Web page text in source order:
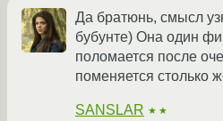
Да братюнь, смысл
бубунте) Она один
поломается после
поменяется столько
SANSLAR ★★